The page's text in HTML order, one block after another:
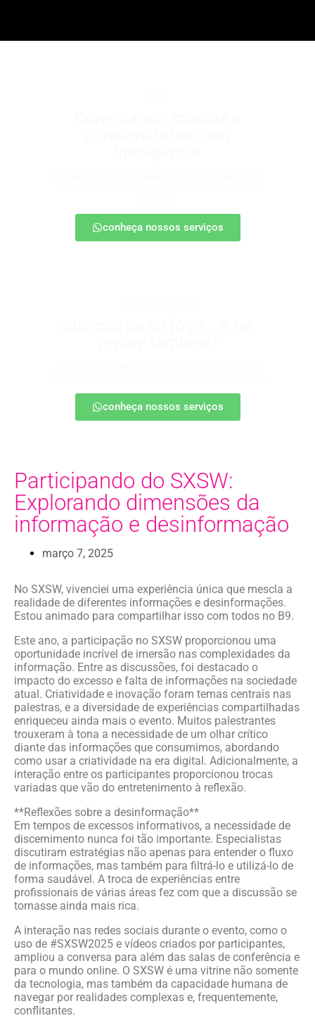
conheça nossos serviços
conheça nossos serviços
Participando do SXSW:
Explorando dimensões da
informação e desinformação
março 7, 2025
No SXSW, vivenciei uma experiência única que mescla a
realidade de diferentes informações e desinformações.
Estou animado para compartilhar isso com todos no B9.
Este ano, a participação no SXSW proporcionou uma
oportunidade incrível de imersão nas complexidades da
informação. Entre as discussões, foi destacado o
impacto do excesso e falta de informações na sociedade
atual. Criatividade e inovação foram temas centrais nas
palestras, e a diversidade de experiências compartilhadas
enriqueceu ainda mais o evento. Muitos palestrantes
trouxeram à tona a necessidade de um olhar crítico
diante das informações que consumimos, abordando
como usar a criatividade na era digital. Adicionalmente, a
interação entre os participantes proporcionou trocas
variadas que vão do entretenimento à reflexão.
**Reflexões sobre a desinformação**
Em tempos de excessos informativos, a necessidade de
discernimento nunca foi tão importante. Especialistas
discutiram estratégias não apenas para entender o fluxo
de informações, mas também para filtrá-lo e utilizá-lo de
forma saudável. A troca de experiências entre
profissionais de várias áreas fez com que a discussão se
tornasse ainda mais rica.
A interação nas redes sociais durante o evento, como o
uso de #SXSW2025 e vídeos criados por participantes,
ampliou a conversa para além das salas de conferência e
para o mundo online. O SXSW é uma vitrine não somente
da tecnologia, mas também da capacidade humana de
navegar por realidades complexas e, frequentemente,
conflitantes.